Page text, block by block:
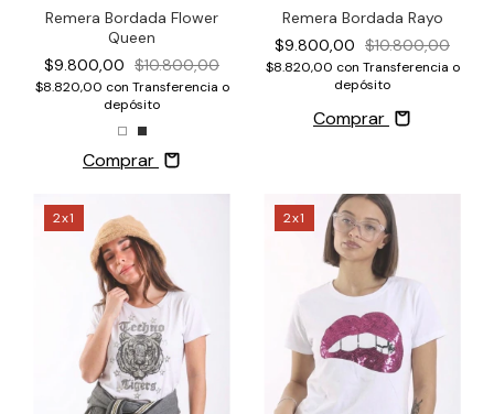
Remera Bordada Flower
Queen
$9.800,00 $10.800,00
$8.820,00 con Transferencia o
depósito
Comprar
Remera Bordada Rayo
$9.800,00 $10.800,00
$8.820,00 con Transferencia o
depósito
Comprar
2x1 2x1